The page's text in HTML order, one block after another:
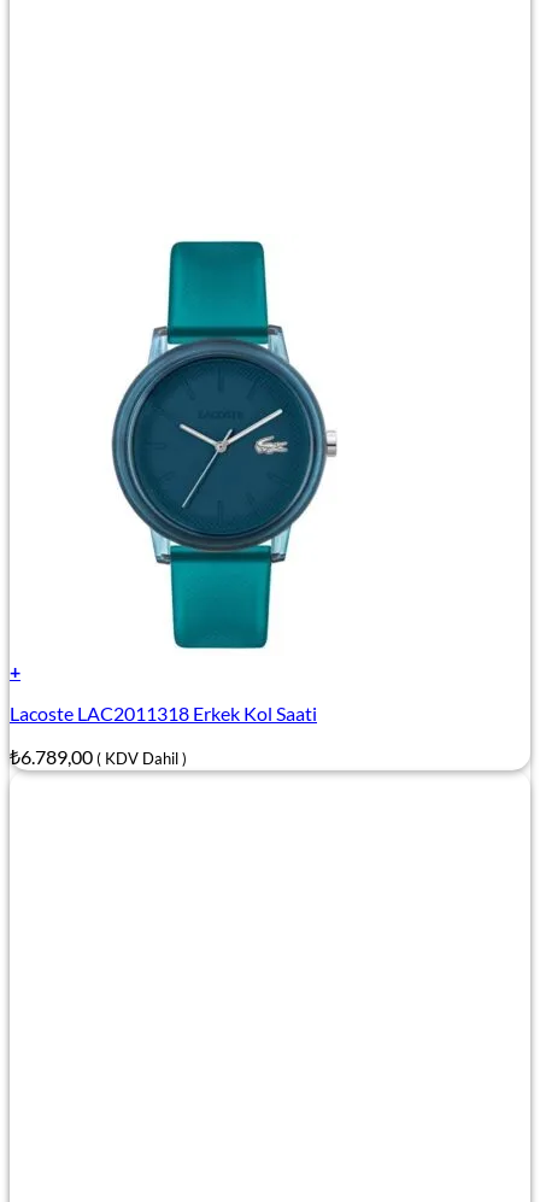
+
Lacoste LAC2011318 Erkek Kol Saati
₺6.789,00( KDV Dahil )